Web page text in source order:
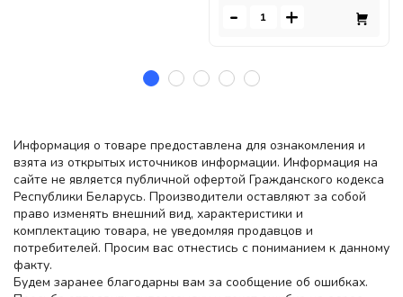
- +
Информация о товаре предоставлена для ознакомления и
взята из открытых источников информации. Информация на
сайте не является публичной офертой Гражданского кодекса
Республики Беларусь. Производители оставляют за собой
право изменять внешний вид, характеристики и
комплектацию товара, не уведомляя продавцов и
потребителей. Просим вас отнестись с пониманием к данному
факту.
Будем заранее благодарны вам за сообщение об ошибках.